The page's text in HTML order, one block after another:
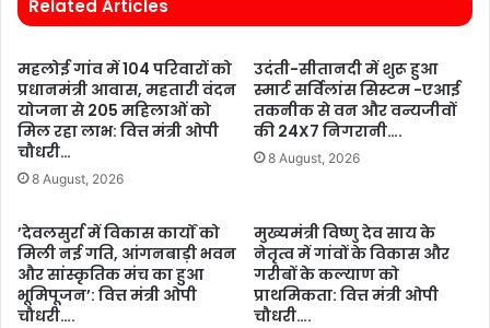
Related Articles
महलोई गांव में 104 परिवारों को
प्रधानमंत्री आवास, महतारी वंदन
योजना से 205 महिलाओं को
मिल रहा लाभ: वित्त मंत्री ओपी
चौधरी…
8 August, 2026
उदंती-सीतानदी में शुरू हुआ
स्मार्ट सर्विलांस सिस्टम -एआई
तकनीक से वन और वन्यजीवों
की 24X7 निगरानी….
8 August, 2026
’देवलसुर्रा में विकास कार्यों को
मिली नई गति, आंगनबाड़ी भवन
और सांस्कृतिक मंच का हुआ
भूमिपूजन’: वित्त मंत्री ओपी
चौधरी….
मुख्यमंत्री विष्णु देव साय के
नेतृत्व में गांवों के विकास और
गरीबों के कल्याण को
प्राथमिकता: वित्त मंत्री ओपी
चौधरी….